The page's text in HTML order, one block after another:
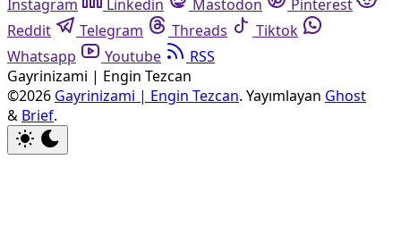
Instagram
Linkedin Mastodon
Pinterest
Reddit
Telegram Threads
Tiktok
Whatsapp
Youtube
RSS
Gayrinizami | Engin Tezcan
©2026 Gayrinizami | Engin Tezcan. Yayımlayan Ghost
& Brief.